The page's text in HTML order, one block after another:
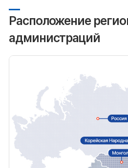
Расположение
администраций